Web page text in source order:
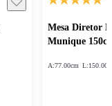
Mesa Diretor
Munique
A:77.00cm L: